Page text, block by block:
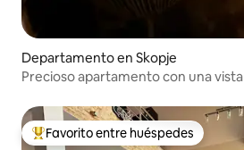
Departamento en Skopje
Precioso apartamento con una
De los mejores en Favorito entre
Favorito entre huéspedes